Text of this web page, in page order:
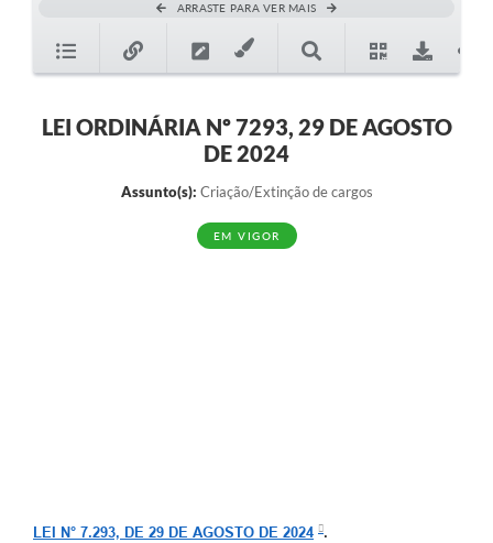
ARRASTE PARA VER MAIS
LEI ORDINÁRIA Nº 7293, 29 DE AGOSTO
DE 2024
Assunto(s): Criação/Extinção de cargos
EM VIGOR
LEI N° 7.293, DE 29 DE AGOSTO DE 2024 .